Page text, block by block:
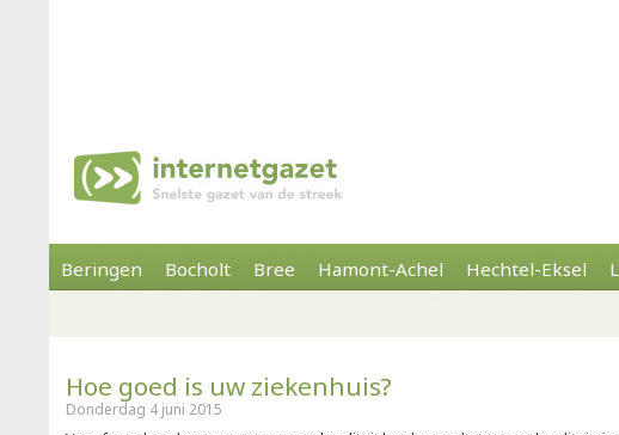
Beringen Bocholt Bree Hamont-Achel Hechtel-Eksel
Hoe goed is uw ziekenhuis?
Donderdag 4 juni 2015